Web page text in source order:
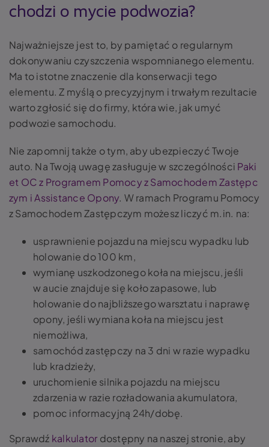
chodzi o mycie podwozia?
Najważniejsze jest to, by pamiętać o regularnym
dokonywaniu czyszczenia wspomnianego elementu.
Ma to istotne znaczenie dla konserwacji tego
elementu. Z myślą o precyzyjnym i trwałym rezultacie
warto zgłosić się do firmy, która wie, jak umyć
podwozie samochodu.
Nie zapomnij także o tym, aby ubezpieczyć Twoje
auto. Na Twoją uwagę zasługuje w szczególności Paki
et OC z Programem Pomocy z Samochodem Zastępc
zym i Assistance Opony. W ramach Programu Pomocy
z Samochodem Zastępczym możesz liczyć m.in. na:
usprawnienie pojazdu na miejscu wypadku lub
holowanie do 100 km,
wymianę uszkodzonego koła na miejscu, jeśli
w aucie znajduje się koło zapasowe, lub
holowanie do najbliższego warsztatu i naprawę
opony, jeśli wymiana koła na miejscu jest
niemożliwa,
samochód zastępczy na 3 dni w razie wypadku
lub kradzieży,
uruchomienie silnika pojazdu na miejscu
zdarzenia w razie rozładowania akumulatora,
pomoc informacyjną 24h/dobę.
Sprawdź kalkulator dostępny na naszej stronie, aby